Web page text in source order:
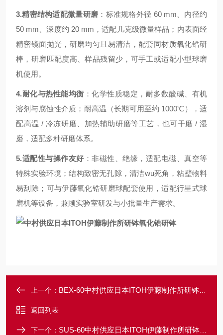
3.精密结构适配微量研磨 ：标准规格外径 60 mm、内径约
50 mm、深度约 20 mm，适配几克级微量样品；内表面经
精密镜面抛光，研磨均匀且易清洁，配套同材质氧化锆研
棒，研磨匹配度高、样品残留少，可手工或适配小型球磨
机使用。
4.耐化与热性能均衡 ：化学性质稳定，耐多数酸碱、有机
溶剂与腐蚀性介质；耐高温（长期可用至约 1000℃），适
配高温 / 冷冻研磨、加热辅助研磨等工艺，也可干磨 / 湿
磨，适配多种研磨体系。
5.适配性与操作友好 ：非磁性、绝缘，适配电磁、真空等
特殊实验环境；结构致密无孔隙，清洁wu死角，粘壁物料
易刮除；可与伊藤氧化锆研磨球配套使用，适配行星式球
磨机等设备，兼顾实验室研发与小批量生产需求。
上一个： BEX-60中村供应日本ITOH伊藤制作所研钵碳化硼研钵
返回列表
下一个： SUS-60中村供应日本ITOH伊藤制作所研钵不锈钢乳钵